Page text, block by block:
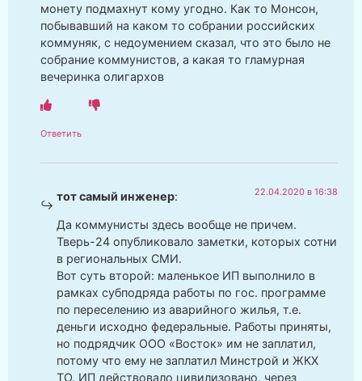
монету подмахнут кому угодно. Как то Монсон,
побывавший на каком то собрании российских
коммуняк, с недоумением сказал, что это было не
собрание коммунистов, а какая то гламурная
вечеринка олигархов
Ответить
тот самый инженер: 22.04.2020 в 16:38
Да коммунисты здесь вообще не причем.
Тверь-24 опубликовало заметки, которых сотни
в региональных СМИ.
Вот суть второй: маленькое ИП выполнило в
рамках субподряда работы по гос. программе
по переселению из аварийного жилья, т.е.
деньги исходно федеральные. Работы приняты,
но подрядчик ООО «Восток» им не заплатил,
потому что ему не заплатил Минстрой и ЖКХ
ТО. ИП действовало цивилизовано, через